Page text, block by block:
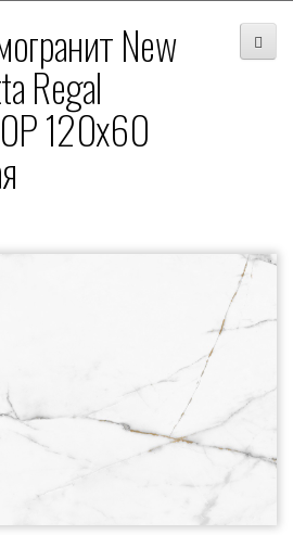
New
Regal
120x60